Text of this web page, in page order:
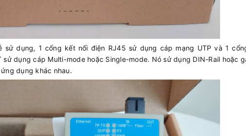
sử dụng, 1 cổng kết nối điện RJ45 sử dụng cáp mạng UTP và 1
sử dụng cáp Multi-mode hoặc Single-mode. Nó sử dụng DIN-Rail hoặc
dụng khác nhau.